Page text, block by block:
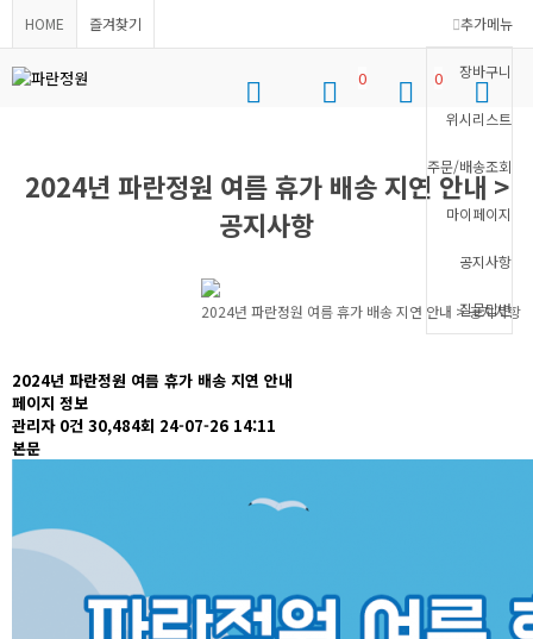
HOME 즐겨찾기 추가메뉴
장바구니
위시리스트
주문/배송조회
마이페이지
공지사항
질문답변
0 0
메뉴
2024년 파란정원 여름 휴가 배송 지연 안내 >
공지사항
2024년 파란정원 여름 휴가 배송 지연 안내 > 공지사항
2024년 파란정원 여름 휴가 배송 지연 안내
페이지 정보
관리자 0건 30,484회 24-07-26 14:11
본문